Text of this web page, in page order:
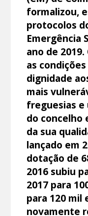
formalizou,
protocolos
Emergência
ano de
as
dignidade
mais
freguesias e
do concelho
da sua
lançado em
dotação de
2016 subiu
2017 para
para 120 mil
novamente